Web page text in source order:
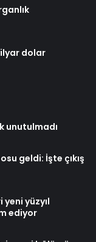
dolar
unutulmadı
geldi: İşte çıkış
yüzyıl
ediyor